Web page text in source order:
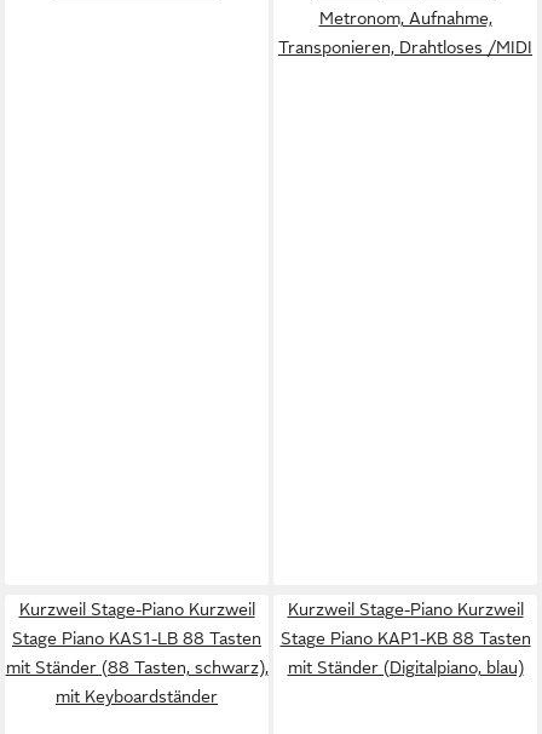
Metronom, Aufnahme,
Transponieren, Drahtloses /MIDI
Kurzweil Stage-Piano Kurzweil
Stage Piano KAS1-LB 88 Tasten
mit Ständer (88 Tasten, schwarz),
mit Keyboardständer
Kurzweil Stage-Piano Kurzweil
Stage Piano KAP1-KB 88 Tasten
mit Ständer (Digitalpiano, blau)